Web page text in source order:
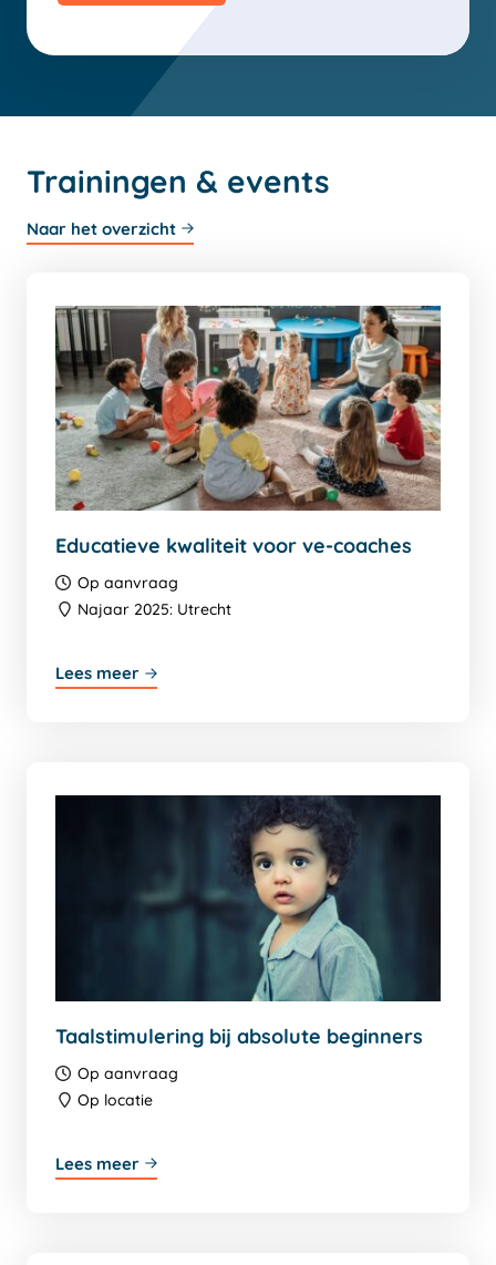
Trainingen & events
Naar het overzicht
Educatieve kwaliteit voor ve-coaches
Op aanvraag
Najaar 2025: Utrecht
Lees meer
Taalstimulering bij absolute beginners
Op aanvraag
Op locatie
Lees meer